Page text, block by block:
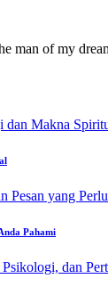
man of my
Pahami